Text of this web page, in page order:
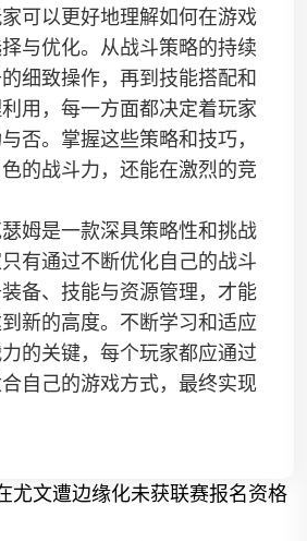
可以更好地理解如何在游戏
与优化。从战斗策略的持续
细致操作，再到技能搭配和
用，每一方面都决定着玩家
否。掌握这些策略和技巧，
的战斗力，还能在激烈的竞
姆是一款深具策略性和挑战
有通过不断优化自己的战斗
备、技能与资源管理，才能
新的高度。不断学习和适应
的关键，每个玩家都应通过
自己的游戏方式，最终实现
尤文遭边缘化未获联赛报名资格